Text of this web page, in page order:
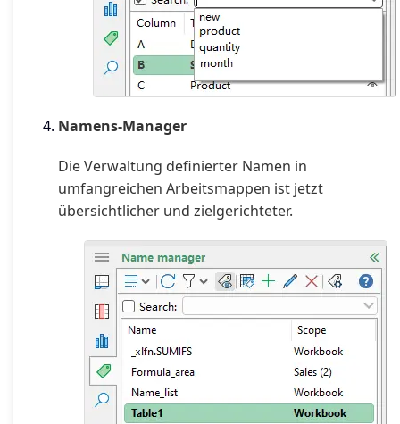
Namens-Manager
Die Verwaltung definierter Namen in
umfangreichen Arbeitsmappen ist jetzt
übersichtlicher und zielgerichteter.